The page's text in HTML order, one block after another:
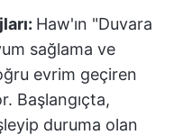
Haw'ın "Duvara
sağlama ve
evrim geçiren
Başlangıçta,
duruma olan